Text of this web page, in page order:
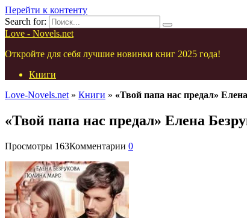
Перейти к контенту
Search for:
Love - Novels.net
Откройте для себя лучшие новинки книг 2025 года!
Книги
Love-Novels.net » Книги » «Твой папа нас предал»
«Твой папа нас предал» Елена
Просмотры 163Комментарии 0